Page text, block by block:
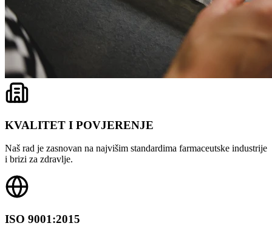
KVALITET I POVJERENJE
Naš rad je zasnovan na najvišim standardima farmaceutske industrije
i brizi za zdravlje.
ISO 9001:2015